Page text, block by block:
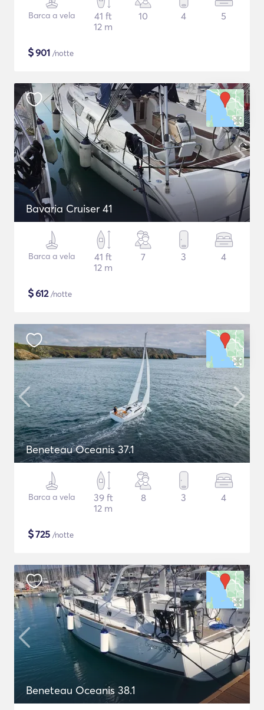
Barca a vela
41 ft
12 m
10 4 5
$901 /notte
Bavaria Cruiser 41
Barca a vela
41 ft
12 m
7 3 4
$612/notte
Beneteau Oceanis 37.1
Barca a vela
39 ft
12 m
8 3 4
$725 /notte
Beneteau Oceanis 38.1